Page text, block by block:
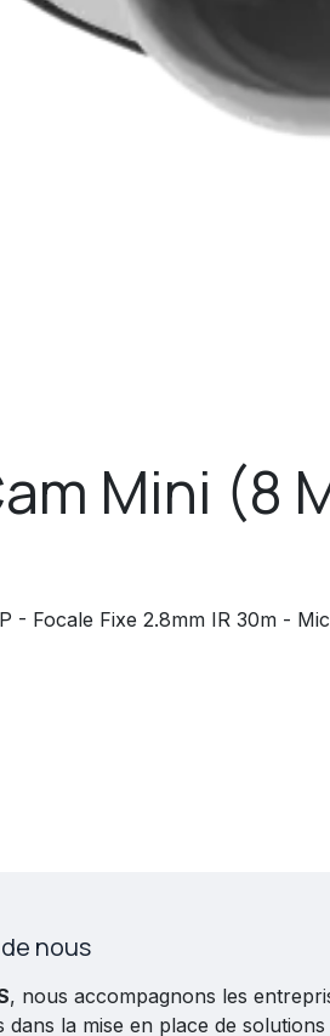
Mini (8
- Focale Fixe 2.8mm IR 30m -
nous
, nous accompagnons les
dans la mise en place de